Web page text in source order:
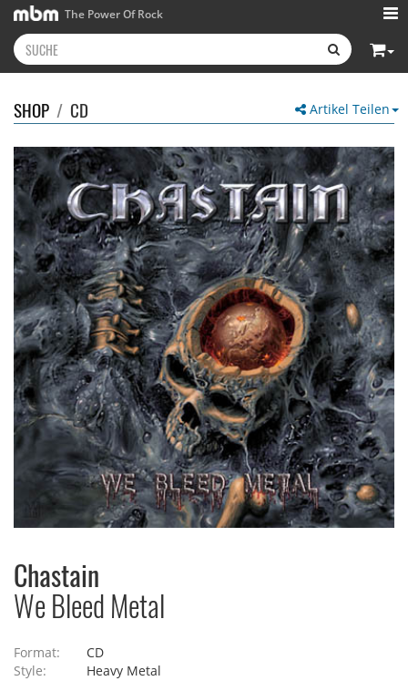
The Power Of Rock
Artikel Teilen
SHOP / CD
Chastain
We Bleed Metal
Format:
CD
Style:
Heavy Metal